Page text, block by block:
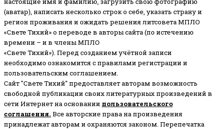
(аватар), написать несколько строк о себе, указать страну и
регион проживания и ожидать решения литсовета МПЛО
«Свете Тихий» о переводе в авторы сайта (по истечению
времени – и в члены МПЛО
«Свете Тихий»). Перед созданием учётной записи
необходимо ознакомится с правилами регистрации и
пользовательским соглашением.
Сайт "Свете Тихий" предоставляет авторам возможность
свободной публикации своих литературных произведений в
сети Интернет на основании пользовательского
соглашения. Все авторские права на произведения
принадлежат авторам и охраняются законом. Перепечатка